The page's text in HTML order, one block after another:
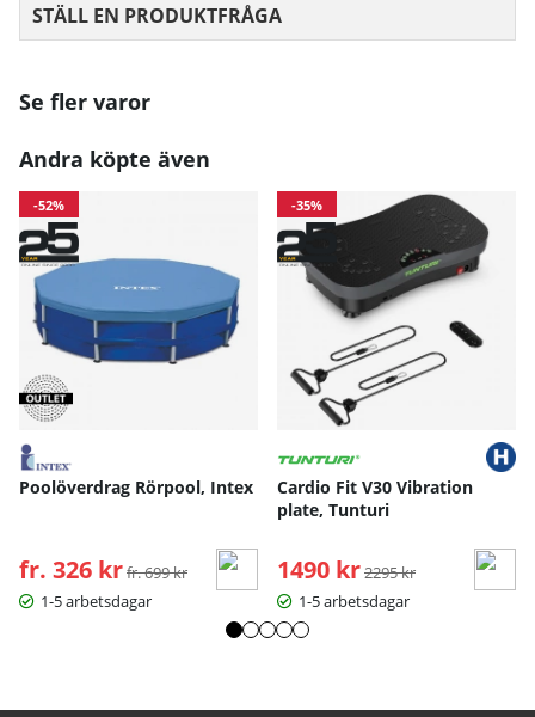
STÄLL EN PRODUKTFRÅGA
Se fler varor
Andra köpte även
-52%
Poolöverdrag Rörpool, Intex
fr. 326 kr Ordinarie pris:
fr. 699 kr
1-5 arbetsdagar
-35%
Cardio Fit V30 Vibration
plate, Tunturi
1490 kr Ordinarie pris:
2295 kr
1-5 arbetsdagar